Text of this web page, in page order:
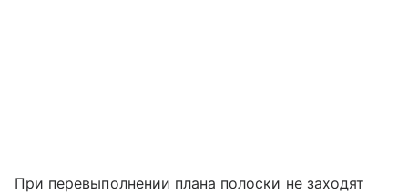
При перевыполнении плана полоски не заходят